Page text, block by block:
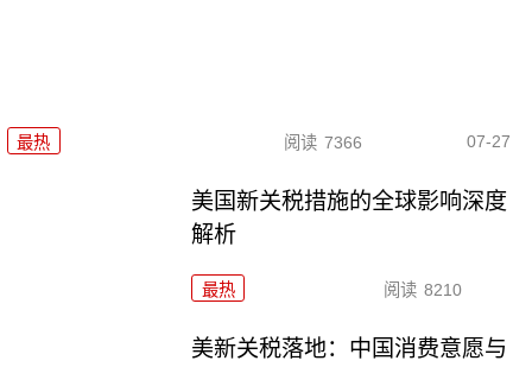
最热 阅读 7366 07-27
美国新关税措施的全球影响深度
解析
最热 阅读 8210
美新关税落地：中国消费意愿与